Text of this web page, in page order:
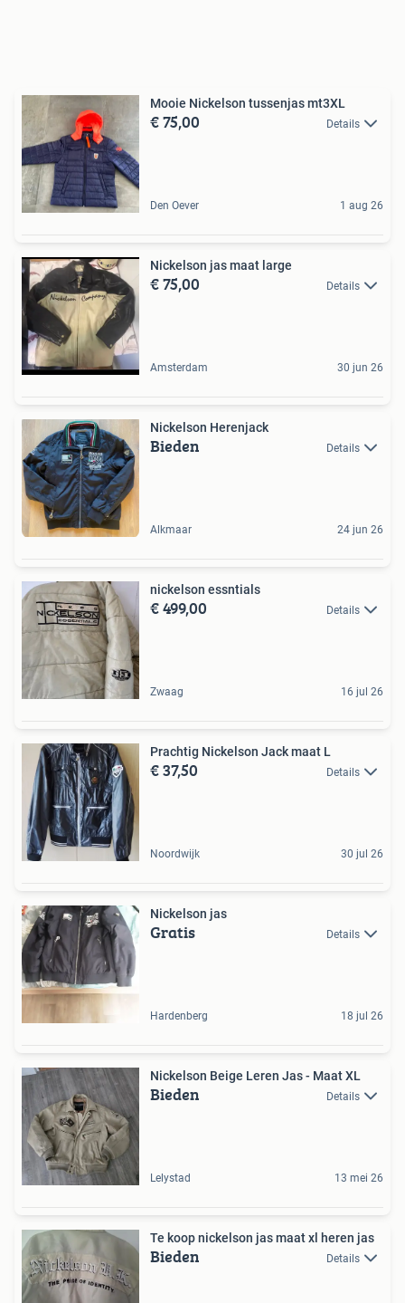
Mooie Nickelson tussenjas mt3XL
€ 75,00 Details
Den Oever 1 aug 26
Nickelson jas maat large
€ 75,00 Details
Amsterdam 30 jun 26
Nickelson Herenjack
Bieden Details
Alkmaar 24 jun 26
nickelson essntials
€ 499,00 Details
Zwaag 16 jul 26
Prachtig Nickelson Jack maat L
€ 37,50 Details
Noordwijk 30 jul 26
Nickelson jas
Gratis Details
Hardenberg 18 jul 26
Nickelson Beige Leren Jas - Maat XL
Bieden Details
Lelystad 13 mei 26
Te koop nickelson jas maat xl heren jas
Bieden Details